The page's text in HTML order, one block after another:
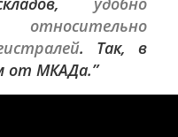
. Так, в
от МКАДа.”